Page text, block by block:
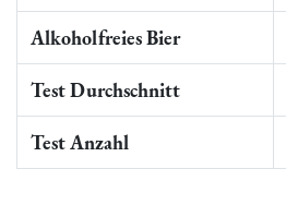
Alkoholfreies Bier
Test Durchschnitt
Test Anzahl